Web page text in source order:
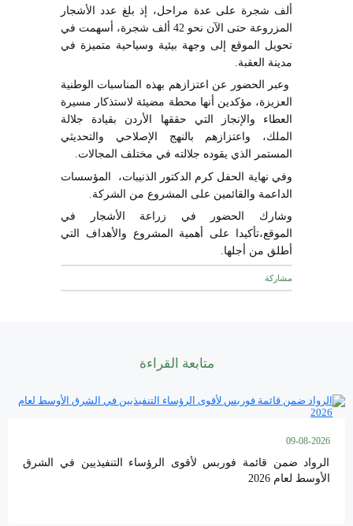
ألف شجرة على عدة مراحل، إذ بلغ عدد الأشجار
المزروعة حتى الآن نحو 42 ألف شجرة، أسهمت في
تحويل الموقع إلى وجهة بيئية وسياحية متميزة في
مدينة العقبة.
وعبر الحضور عن اعتزازهم بهذه المناسبات الوطنية
العزيزة، مؤكدين أنها محطة مضيئة لاستذكار مسيرة
العطاء والإنجاز التي حققها الأردن بقيادة جلالة
الملك، واعتزازهم بالنهج الإصلاحي والتحديثي
المستمر الذي يقوده جلالته في مختلف المجالات.
وفي نهاية الحفل كرم الدكتور الذنيبات، المؤسسات
الداعمة والقائمين على المشروع من الشركة.
وشارك الحضور في زراعة الأشجار في
الموقع،تأكيدا على أهمية المشروع والأهداف التي
أطلق من أجلها.
مشاركة
متابعة القراءة
09-08-2026
الرواد ضمن قائمة فوربس لأقوى الرؤساء التنفيذيين في الشرق
الأوسط لعام 2026